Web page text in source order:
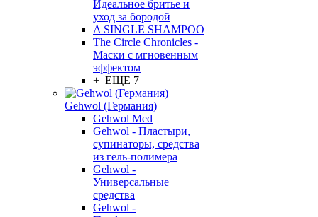
Идеальное бритье и
уход за бородой
A SINGLE SHAMPOO
The Circle Chronicles -
Маски с мгновенным
эффектом
+ ЕЩЕ 7
Gehwol (Германия)
Gehwol Med
Gehwol - Пластыри,
супинаторы, средства
из гель-полимера
Gehwol -
Универсальные
средства
Gehwol -